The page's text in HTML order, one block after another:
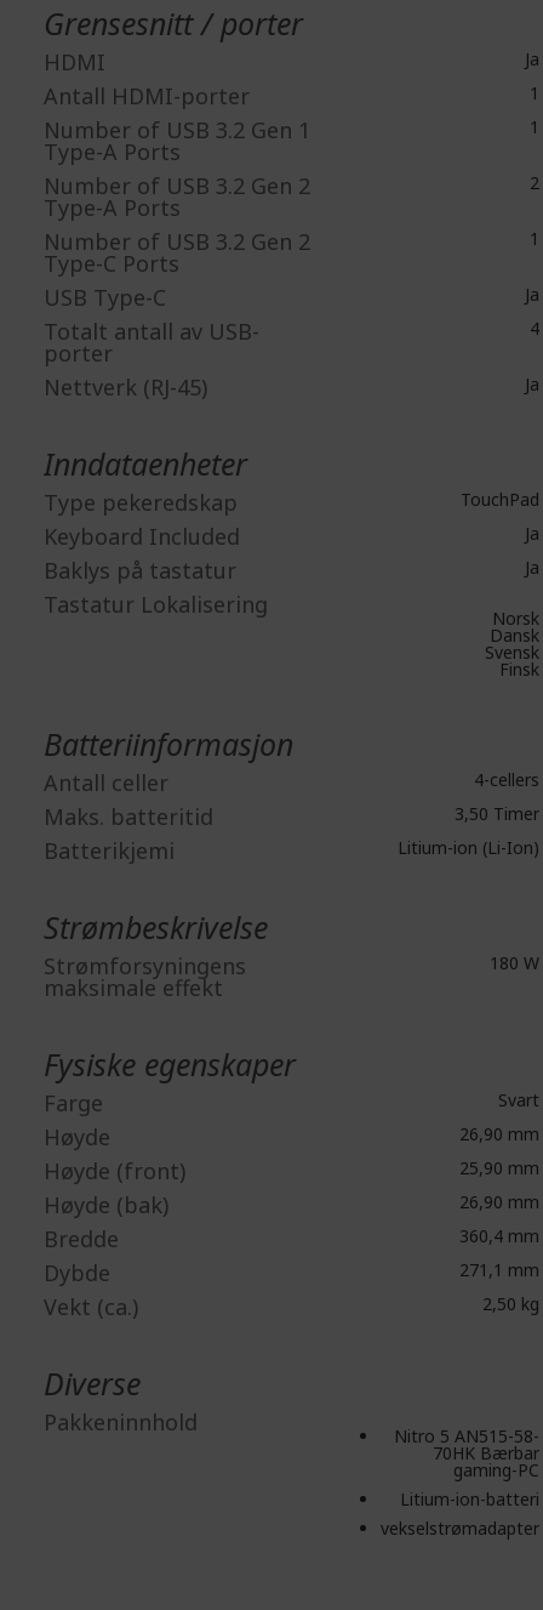
Grensesnitt / porter
HDMI Ja
Antall HDMI-porter 1
Number of USB 3.2 Gen 1
Type-A Ports
1
Number of USB 3.2 Gen 2
Type-A Ports
2
Number of USB 3.2 Gen 2
Type-C Ports
1
USB Type-C Ja
Totalt antall av USB-
porter
4
Nettverk (RJ-45) Ja
Inndataenheter
Type pekeredskap TouchPad
Keyboard Included Ja
Baklys på tastatur Ja
Tastatur Lokalisering Norsk
Dansk
Svensk
Finsk
Batteriinformasjon
Antall celler 4-cellers
Maks. batteritid 3,50 Timer
Batterikjemi Litium-ion (Li-Ion)
Strømbeskrivelse
Strømforsyningens
maksimale effekt
180 W
Fysiske egenskaper
Farge Svart
Høyde 26,90 mm
Høyde (front) 25,90 mm
Høyde (bak) 26,90 mm
Bredde 360,4 mm
Dybde 271,1 mm
Vekt (ca.) 2,50 kg
Diverse
Pakkeninnhold Nitro 5 AN515-58-
70HK Bærbar
gaming-PC
Litium-ion-batteri
vekselstrømadapter